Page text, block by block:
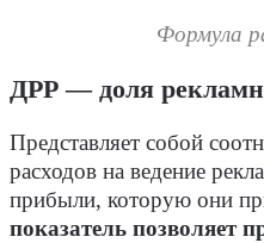
Формула
ДРР — доля
Представляет собой
расходов на ведение
прибыли, которую они
показатель позволяет